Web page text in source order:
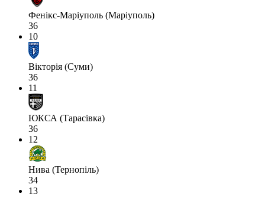
Фенікс-Маріуполь (Маріуполь)
36
10
Вікторія (Суми)
36
11
ЮКСА (Тарасівка)
36
12
Нива (Тернопіль)
34
13